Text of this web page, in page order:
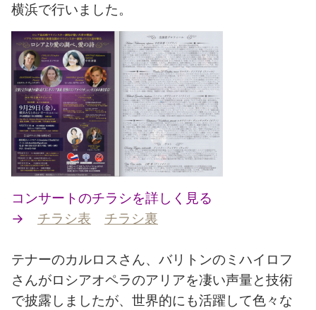
横浜で行いました。
コンサートのチラシを詳しく見る
→
チラシ表 チラシ裏
テナーのカルロスさん、バリトンのミハイロフ
さんがロシアオペラのアリアを凄い声量と技術
で披露しましたが、世界的にも活躍して色々な